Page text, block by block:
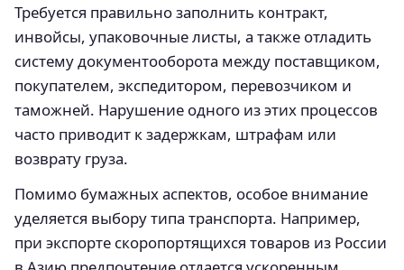
Требуется правильно заполнить контракт,
инвойсы, упаковочные листы, а также отладить
систему документооборота между поставщиком,
покупателем, экспедитором, перевозчиком и
таможней. Нарушение одного из этих процессов
часто приводит к задержкам, штрафам или
возврату груза.
Помимо бумажных аспектов, особое внимание
уделяется выбору типа транспорта. Например,
при экспорте скоропортящихся товаров из России